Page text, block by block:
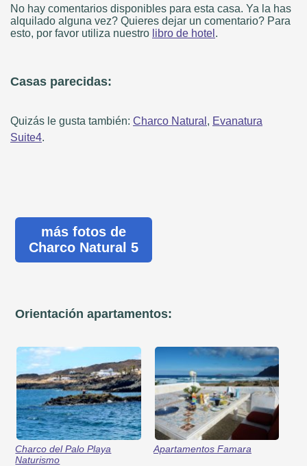
No hay comentarios disponibles para esta casa. Ya la has
alquilado alguna vez? Quieres dejar un comentario? Para
esto, por favor utiliza nuestro libro de hotel .
Casas parecidas:
Quizás le gusta también: Charco Natural , Evanatura
Suite4.
más fotos de
Charco Natural 5
Orientación apartamentos:
Charco del Palo Playa
Naturismo
Apartamentos Famara